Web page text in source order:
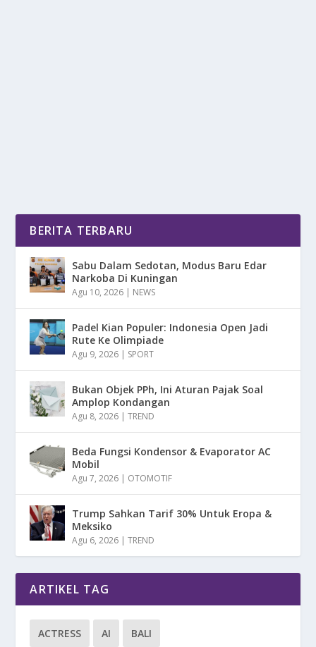
BERITA TERBARU
Sabu Dalam Sedotan, Modus Baru Edar
Narkoba Di Kuningan
Agu 10, 2026 | NEWS
Padel Kian Populer: Indonesia Open Jadi
Rute Ke Olimpiade
Agu 9, 2026 | SPORT
Bukan Objek PPh, Ini Aturan Pajak Soal
Amplop Kondangan
Agu 8, 2026 |TREND
Beda Fungsi Kondensor & Evaporator AC
Mobil
Agu 7, 2026 | OTOMOTIF
Trump Sahkan Tarif 30% Untuk Eropa &
Meksiko
Agu 6, 2026 |TREND
ARTIKEL TAG
ACTRESS AI BALI